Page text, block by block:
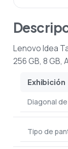
Lenovo Idea
256 GB, 8 GB,
Exhibición
Diagonal
Tipo de